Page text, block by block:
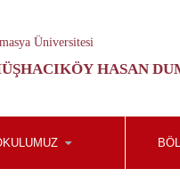
Üniversitesi
HASAN